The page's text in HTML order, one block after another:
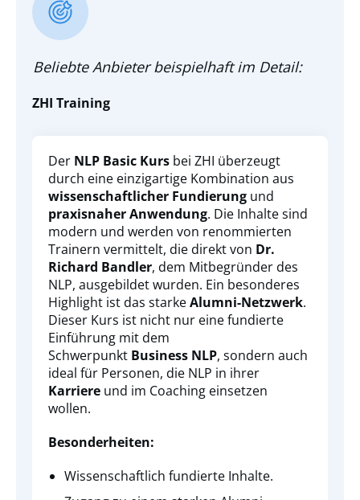
Beliebte Anbieter beispielhaft im Detail:
ZHI Training
Der NLP Basic Kurs bei ZHI überzeugt
durch eine einzigartige Kombination aus
wissenschaftlicher Fundierung und
praxisnaher Anwendung. Die Inhalte sind
modern und werden von renommierten
Trainern vermittelt, die direkt von Dr.
Richard Bandler, dem Mitbegründer des
NLP, ausgebildet wurden. Ein besonderes
Highlight ist das starkeAlumni-Netzwerk.
Dieser Kurs ist nicht nur eine fundierte
Einführung mit dem
Schwerpunkt Business NLP, sondern auch
ideal für Personen, die NLP in ihrer
Karriere und im Coaching einsetzen
wollen.
Besonderheiten:
Wissenschaftlich fundierte Inhalte.